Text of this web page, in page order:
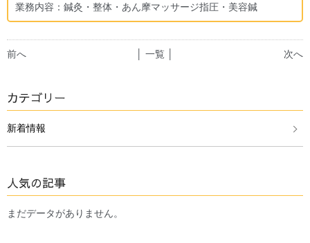
業務内容：鍼灸・整体・あん摩マッサージ指圧・美容鍼
前へ 次へ
│ 一覧 │
カテゴリー
新着情報
人気の記事
まだデータがありません。